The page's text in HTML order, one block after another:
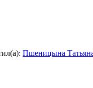
Пшеницына